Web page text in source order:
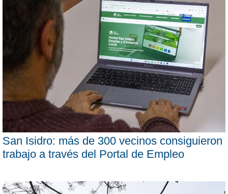
San Isidro: más de 300 vecinos consiguieron
trabajo a través del Portal de Empleo